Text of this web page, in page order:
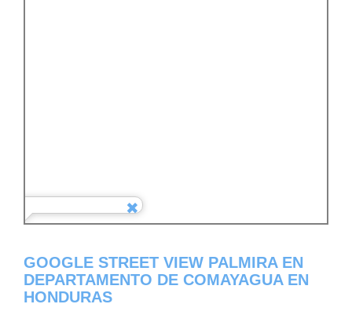
GOOGLE STREET VIEW PALMIRA EN
DEPARTAMENTO DE COMAYAGUA EN
HONDURAS